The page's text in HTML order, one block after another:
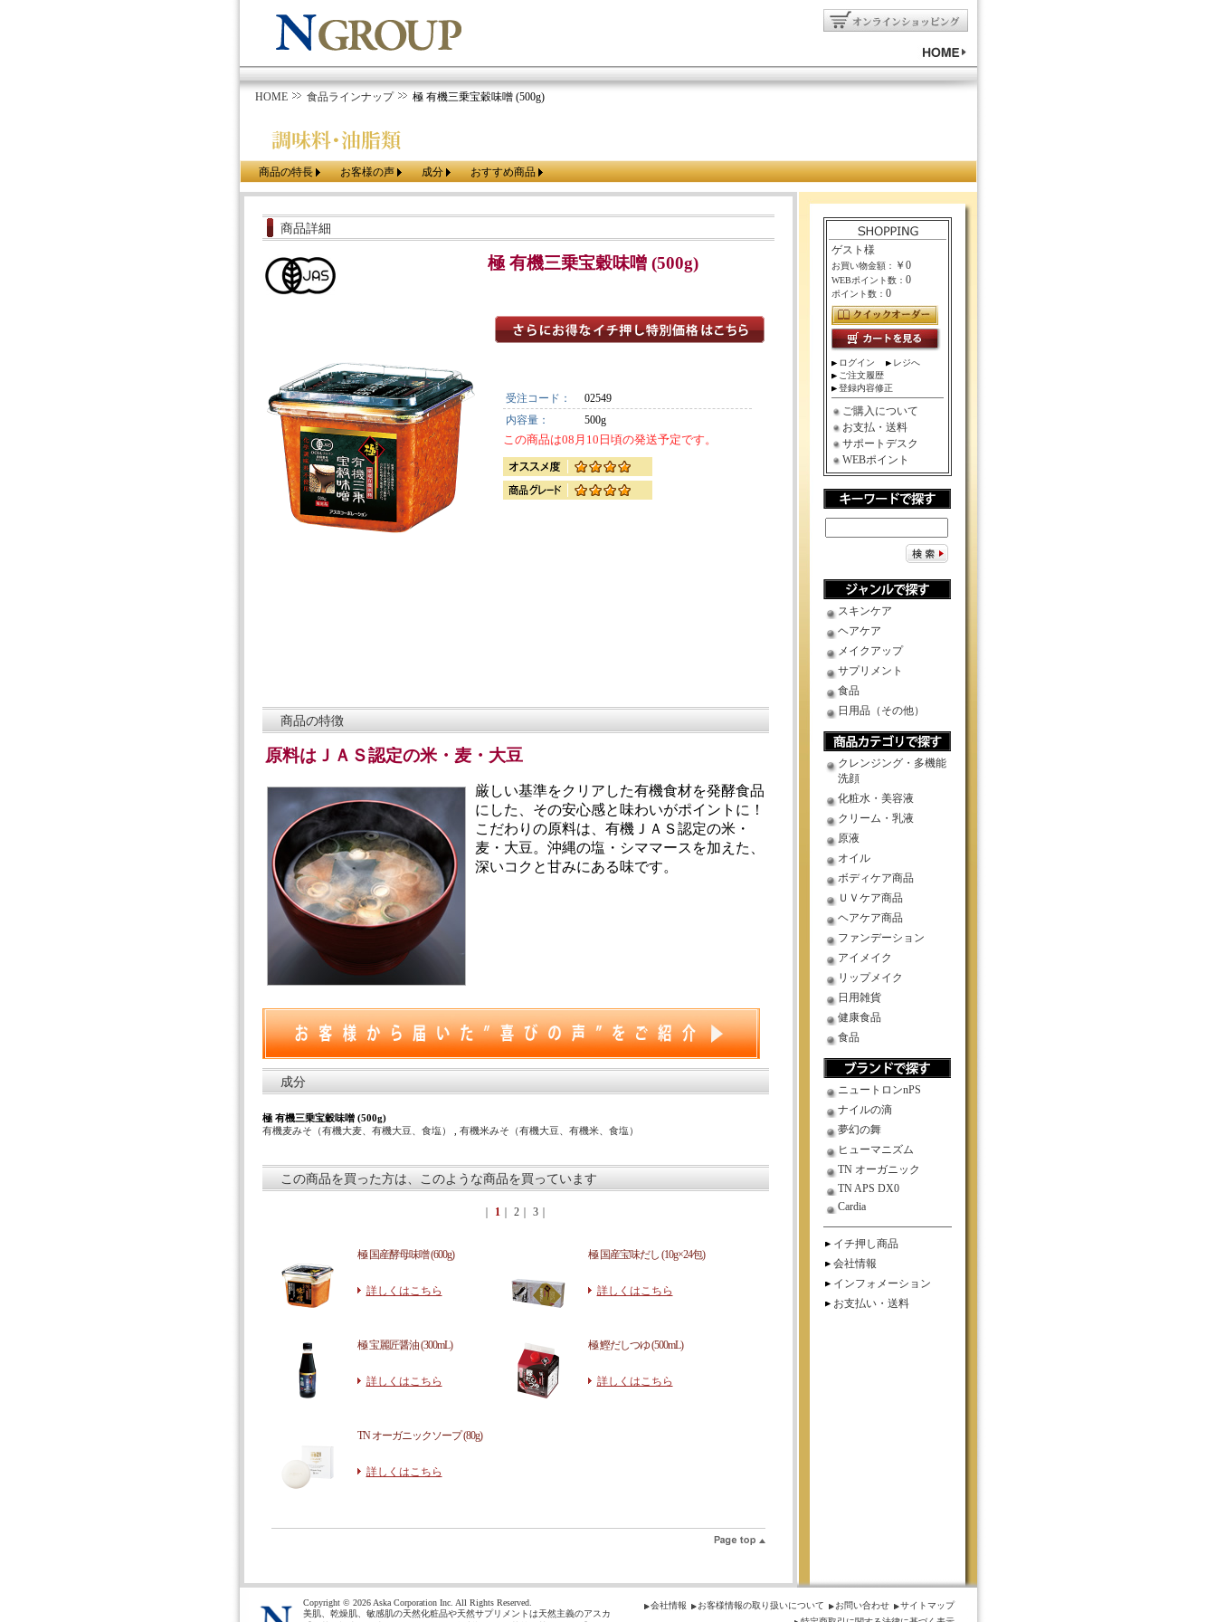
HOME 食品ラインナップ 極 有機三乗宝穀味噌 (500g)
商品の特長 お客様の声 成分 おすすめ商品
商品詳細
極 有機三乗宝穀味噌 (500g)
受注コード：
02549
内容量：
500g
この商品は08月10日頃の発送予定です。
商品の特徴
原料はＪＡＳ認定の米・麦・大豆
厳しい基準をクリアした有機食材を発酵食品
にした、その安心感と味わいがポイントに！
こだわりの原料は、有機ＪＡＳ認定の米・
麦・大豆。沖縄の塩・シママースを加えた、
深いコクと甘みにある味です。
成分
極 有機三乗宝穀味噌 (500g)
有機麦みそ（有機大麦、有機大豆、食塩）
有機米みそ（有機大豆、有機米、食塩）
この商品を買った方は、このような商品を買っています
1 2 3
極 国産酵母味噌 (600g)
詳しくはこちら
極 国産宝味だし (10g×24包)
詳しくはこちら
極 宝麗匠醤油 (300mL)
詳しくはこちら
極 鰹だしつゆ (500mL)
詳しくはこちら
TN オーガニックソープ (80g)
詳しくはこちら
ゲスト様
お買い物金額： ￥0
WEBポイント数： 0
ポイント数： 0
ログイン
レジへ
ご注文履歴
登録内容修正
ご購入について
お支払・送料
サポートデスク
WEBポイント
スキンケア
ヘアケア
メイクアップ
サプリメント
食品
日用品（その他）
クレンジング・多機能
洗顔
化粧水・美容液
クリーム・乳液
原液
オイル
ボディケア商品
ＵＶケア商品
ヘアケア商品
ファンデーション
アイメイク
リップメイク
日用雑貨
健康食品
食品
ニュートロンnPS
ナイルの滴
夢幻の舞
ヒューマニズム
TN オーガニック
TN APS DX0
Cardia
イチ押し商品
会社情報
インフォメーション
お支払い・送料
サイトマップ
お問い合わせ
お客様情報の取り扱いについて
会社情報
Copyright © 2026 Aska Corporation Inc. All Rights Reserved.
美肌、乾燥肌、敏感肌の天然化粧品や天然サプリメントは天然主義のアスカ